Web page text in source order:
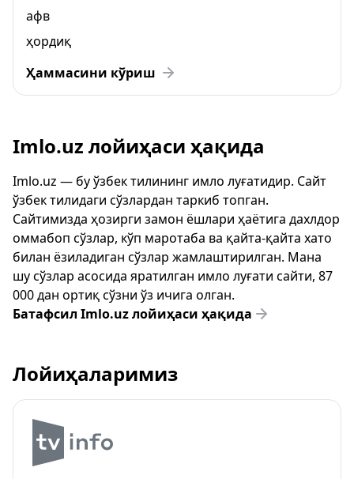
афв
ҳордиқ
Ҳаммасини кўриш
Imlo.uz лойиҳаси ҳақида
Imlo.uz — бу ўзбек тилининг имло луғатидир. Сайт
ўзбек тилидаги сўзлардан таркиб топган.
Сайтимизда ҳозирги замон ёшлари ҳаётига дахлдор
оммабоп сўзлар, кўп маротаба ва қайта-қайта хато
билан ёзиладиган сўзлар жамлаштирилган. Мана
шу сўзлар асосида яратилган имло луғати сайти, 87
000 дан ортиқ сўзни ўз ичига олган.
Батафсил Imlo.uz лойиҳаси ҳақида
Лойиҳаларимиз